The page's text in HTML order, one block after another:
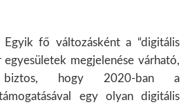
fő változásként a “digitális
megjelenése várható,
biztos, hogy 2020-ban a
egy olyan digitális